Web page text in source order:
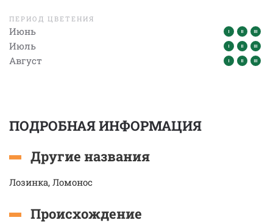
ПЕРИОД ЦВЕТЕНИЯ
Июнь
Июль
Август
ПОДРОБНАЯ ИНФОРМАЦИЯ
Другие названия
Лозинка, Ломонос
Происхождение